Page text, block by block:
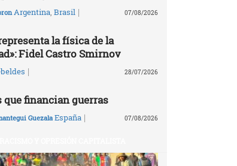
Argentina Brasil | 07/08/2026
la física de la
Fidel Castro Smirnov
| 28/07/2026
que financian guerras
Guezala España | 07/08/2026